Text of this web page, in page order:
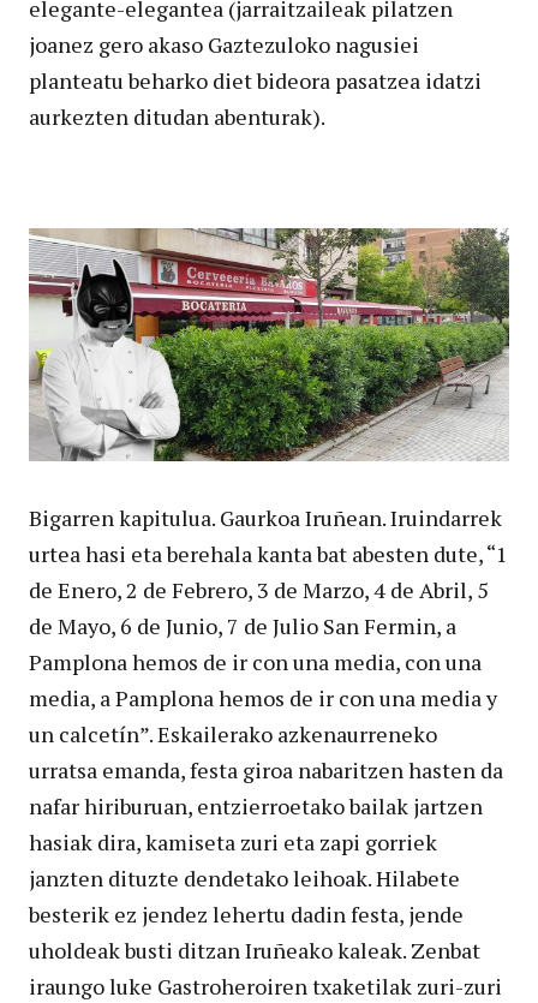
elegante-elegantea (jarraitzaileak pilatzen
joanez gero akaso Gaztezuloko nagusiei
planteatu beharko diet bideora pasatzea idatzi
aurkezten ditudan abenturak).
Bigarren kapitulua. Gaurkoa Iruñean. Iruindarrek
urtea hasi eta berehala kanta bat abesten dute, “1
de Enero, 2 de Febrero, 3 de Marzo, 4 de Abril, 5
de Mayo, 6 de Junio, 7 de Julio San Fermin, a
Pamplona hemos de ir con una media, con una
media, a Pamplona hemos de ir con una media y
un calcetín”. Eskailerako azkenaurreneko
urratsa emanda, festa giroa nabaritzen hasten da
nafar hiriburuan, entzierroetako bailak jartzen
hasiak dira, kamiseta zuri eta zapi gorriek
janzten dituzte dendetako leihoak. Hilabete
besterik ez jendez lehertu dadin festa, jende
uholdeak busti ditzan Iruñeako kaleak. Zenbat
iraungo luke Gastroheroiren txaketilak zuri-zuri